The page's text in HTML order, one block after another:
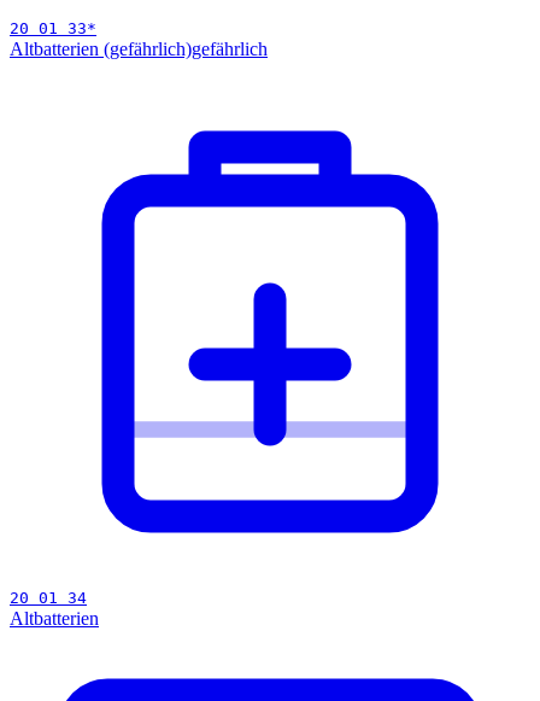
20 01 33*
Altbatterien (gefährlich)gefährlich
20 01 34
Altbatterien